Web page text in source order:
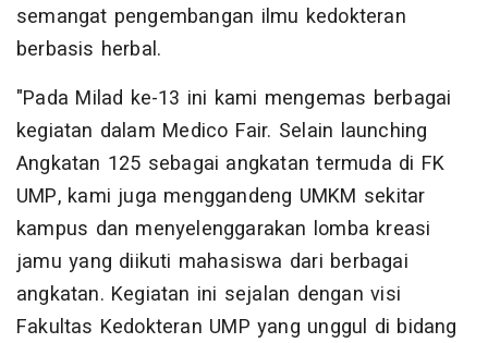
semangat pengembangan ilmu kedokteran
berbasis herbal.
"Pada Milad ke-13 ini kami mengemas berbagai
kegiatan dalam Medico Fair. Selain launching
Angkatan 125 sebagai angkatan termuda di FK
UMP, kami juga menggandeng UMKM sekitar
kampus dan menyelenggarakan lomba kreasi
jamu yang diikuti mahasiswa dari berbagai
angkatan. Kegiatan ini sejalan dengan visi
Fakultas Kedokteran UMP yang unggul di bidang